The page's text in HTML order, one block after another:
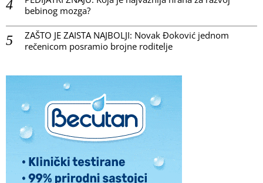
bebinog mozga?
ZAŠTO JE ZAISTA NAJBOLJI: Novak Đoković jednom
rečenicom posramio brojne roditelje